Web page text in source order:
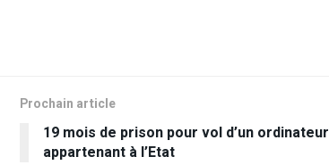
Prochain article
19 mois de prison pour vol d’un ordinateur
appartenant à l’Etat